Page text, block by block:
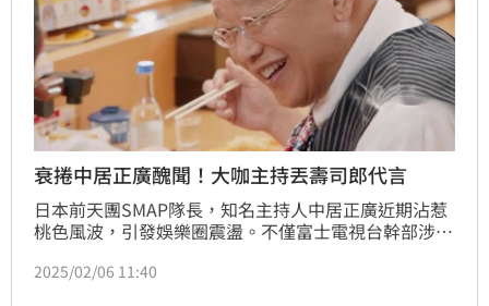
衰捲中居正廣醜聞！大咖主持丟壽司郎代言
日本前天團SMAP隊長，知名主持人中居正廣近期沾惹
桃色風波，引發娛樂圈震盪。不僅富士電視台幹部涉
名品牌「壽司郎」火速切割，引爆近日熱議話題。
2025/02/06 11:40